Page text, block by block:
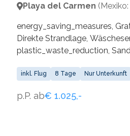
Playa del Carmen
energy_saving_measures,
Direkte Strandlage,
plastic_waste_reduction,
inkl. Flug 8 Tage Nur Unterkunft
p.P. ab€ 1.025,-